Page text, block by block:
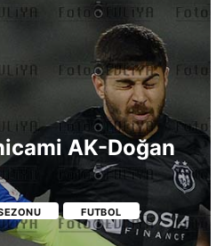
AK-Doğan
FUTBOL